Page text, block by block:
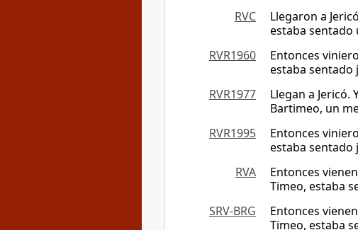
RVC
Llegaron a
estaba sentado
RVR1960
Entonces
estaba sentado
RVR1977
Llegan a
Bartimeo, un
RVR1995
Entonces
estaba sentado
RVA
Entonces
Timeo, estaba
SRV-BRG
Entonces
Timeo, estaba